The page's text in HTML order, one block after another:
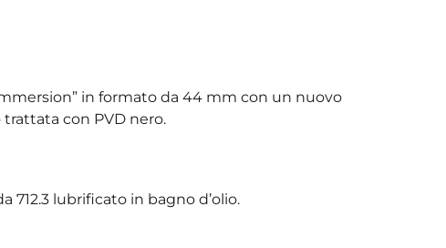
in formato da 44 mm con un nuovo
con PVD nero.
712.3 lubrificato in bagno d’olio.